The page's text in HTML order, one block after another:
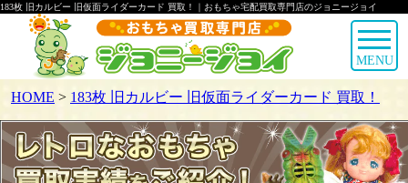
183枚 旧カルビー 旧仮面ライダーカード 買取！｜おもちゃ宅配買取専門店のジョニージョイ
MENU
HOME > 183枚 旧カルビー 旧仮面ライダーカード 買取！